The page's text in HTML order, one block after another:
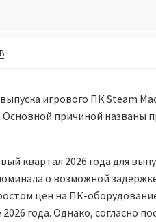
игрового ПК Steam
причиной названы
квартал 2026 года для
о возможной
цен на ПК-
года. Однако, согласно